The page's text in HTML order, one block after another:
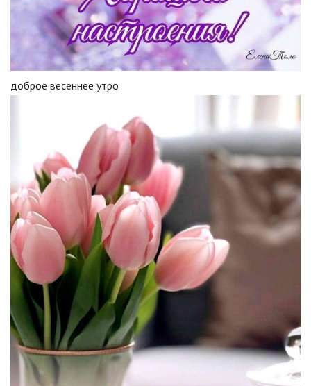
доброе весеннее утро